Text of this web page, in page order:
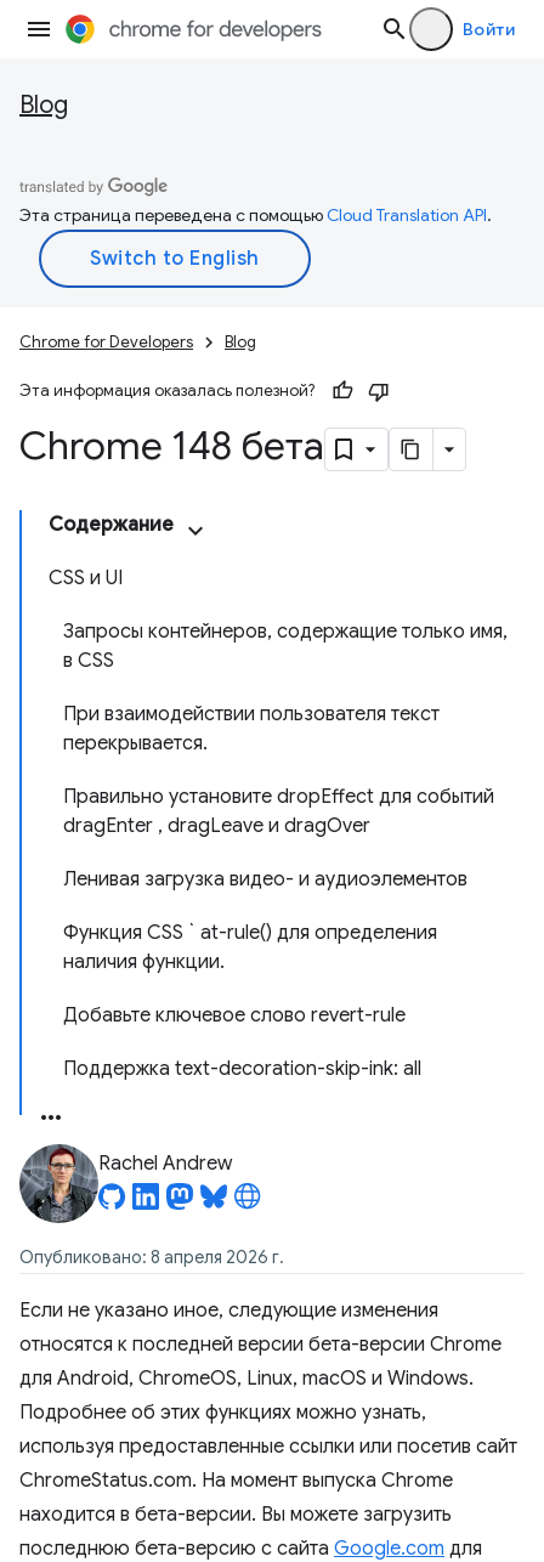
Войти
Blog
Эта страница переведена с помощьюCloud Translation API.
Chrome for Developers Blog
Эта информация оказалась полезной?
Chrome 148 бета
Содержание
CSS и UI
Запросы контейнеров, содержащие только имя,
в CSS
При взаимодействии пользователя текст
перекрывается.
Правильно установите dropEffect для событий
dragEnter , dragLeave и dragOver
Ленивая загрузка видео- и аудиоэлементов
Функция CSS ` at-rule() для определения
наличия функции.
Добавьте ключевое слово revert-rule
Поддержка text-decoration-skip-ink: all
Rachel Andrew
Опубликовано: 8 апреля 2026 г.
Если не указано иное, следующие изменения
относятся к последней версии бета-версии Chrome
для Android, ChromeOS, Linux, macOS и Windows.
Подробнее об этих функциях можно узнать,
используя предоставленные ссылки или посетив сайт
ChromeStatus.com. На момент выпуска Chrome
находится в бета-версии. Вы можете загрузить
последнюю бета-версию с сайта Google.com для